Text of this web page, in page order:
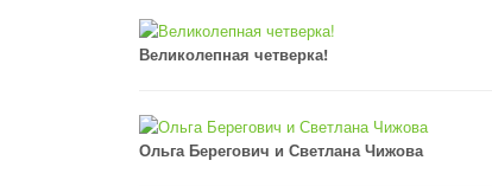
Великолепная четверка!
Ольга Берегович и Светлана Чижова